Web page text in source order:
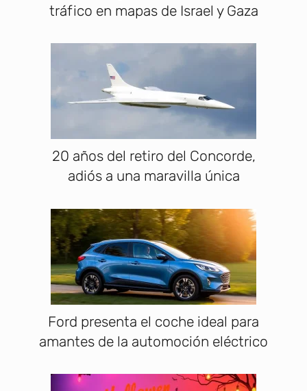
tráfico en mapas de Israel y Gaza
20 años del retiro del Concorde,
adiós a una maravilla única
Ford presenta el coche ideal para
amantes de la automoción eléctrico